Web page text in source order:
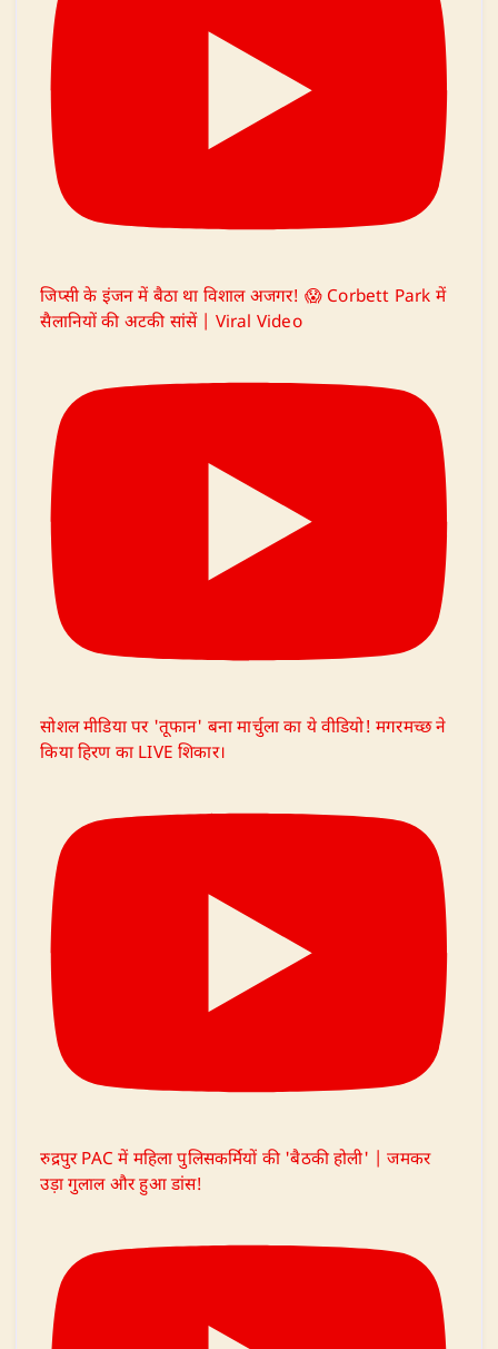
जिप्सी के इंजन में बैठा था विशाल अजगर! 😱 Corbett Park में
सैलानियों की अटकी सांसें | Viral Video
सोशल मीडिया पर 'तूफान' बना मार्चुला का ये वीडियो! मगरमच्छ ने
किया हिरण का LIVE शिकार।
रुद्रपुर PAC में महिला पुलिसकर्मियों की 'बैठकी होली' | जमकर
उड़ा गुलाल और हुआ डांस!